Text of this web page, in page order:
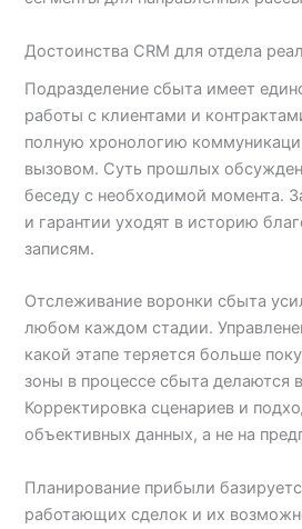
Достоинства CRM для отдела
Подразделение сбыта имеет
работы с клиентами и
полную хронологию
вызовом. Суть прошлых
беседу с необходимой момента.
и гарантии уходят в историю
записям.
Отслеживание воронки сбыта
любом каждом стадии.
какой этапе теряется больше
зоны в процессе сбыта делаются
Корректировка сценариев и
объективных данных, а не на
Планирование прибыли
работающих сделок и их